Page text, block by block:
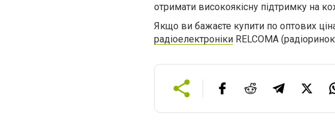
отримати високоякісну підтримку на
Якщо ви бажаєте купити по оптових
радіоелектроніки RELCOMA